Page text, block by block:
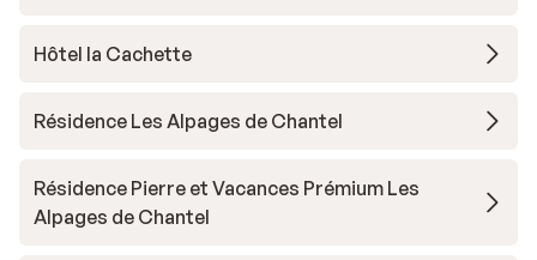
Hôtel la Cachette
Résidence Les Alpages de Chantel
Résidence Pierre et Vacances Prémium Les
Alpages de Chantel